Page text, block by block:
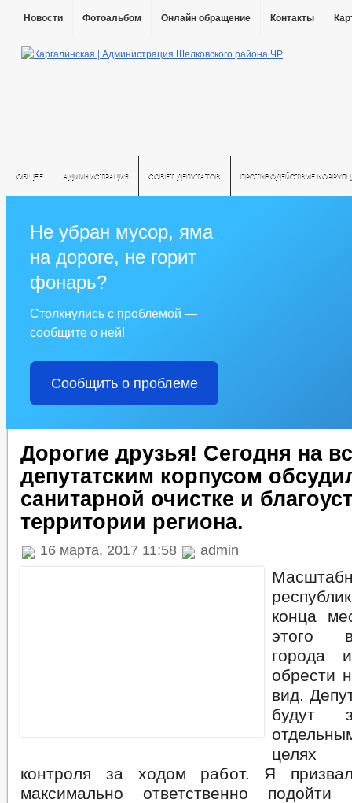
Новости Фотоальбом Онлайн обращение Контакты
ОБЩЕЕ АДМИНИСТРАЦИЯ СОВЕТ ДЕПУТАТОВ ПРОТИВОДЕЙСТВИЕ
Не убран мусор, яма
на дороге, не горит
фонарь?
Столкнулись с проблемой —
сообщите о ней!
Сообщить о проблеме
Дорогие друзья! Сегодня на
депутатским корпусом
санитарной очистке и
территории региона.
16 марта, 2017 11:58 admin
конца
этого
города
обрести
вид.
будут
целях
контроля за ходом работ. Я призвал
максимально ответственно